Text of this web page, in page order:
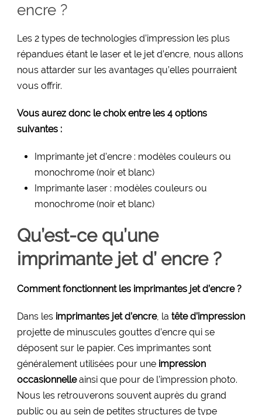
encre ?
Les 2 types de technologies d’impression les plus
répandues étant le laser et le jet d’encre, nous allons
nous attarder sur les avantages qu’elles pourraient
vous offrir.
Vous aurez donc le choix entre les 4 options
suivantes :
Imprimante jet d’encre : modèles couleurs ou
monochrome (noir et blanc)
Imprimante laser : modèles couleurs ou
monochrome (noir et blanc)
Qu’est-ce qu’une
imprimante jet d’ encre ?
Comment fonctionnent les imprimantes jet d’encre ?
Dans les imprimantes jet d’encre, la tête d’impression
projette de minuscules gouttes d’encre qui se
déposent sur le papier. Ces imprimantes sont
généralement utilisées pour une impression
occasionnelleainsi que pour de l’impression photo.
Nous les retrouverons souvent auprès du grand
public ou au sein de petites structures de type